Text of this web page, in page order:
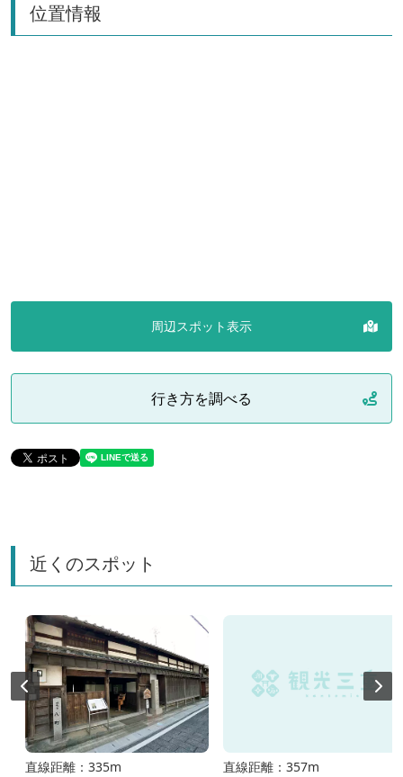
位置情報
周辺スポット表示
行き方を調べる
近くのスポット
直線距離：335m 直線距離：357m